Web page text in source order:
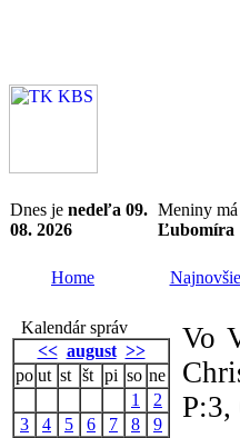
Dnes je nedeľa 09.
08. 2026
Meniny má
Ľubomíra
Home Najnovšie
Kalendár správ
<< august >>
po ut st št pi so ne
1
2
3
4 5 6 7 8
9
Vo
P:3,